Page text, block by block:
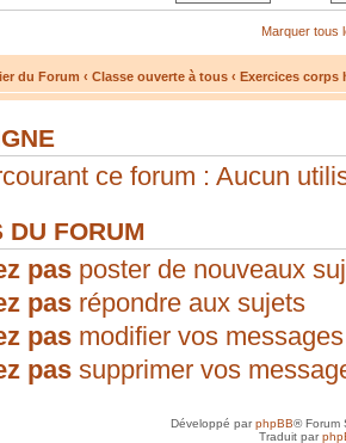
Marquer tous
du Forum ‹ Classe ouverte à tous ‹ Exercices corps
ce forum : Aucun
DU FORUM
pas poster de nouveaux
pas répondre aux sujets
pas modifier vos messages
pas supprimer vos
Développé parphpBB® Forum
Traduit par